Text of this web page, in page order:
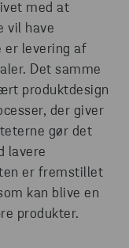
med at
vil have
er levering af
Det samme
produktdesign
der giver
gør det
lavere
er fremstillet
kan blive en
produkter.